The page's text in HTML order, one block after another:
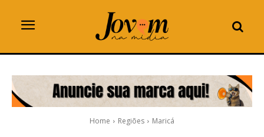
Home Regiões Maricá